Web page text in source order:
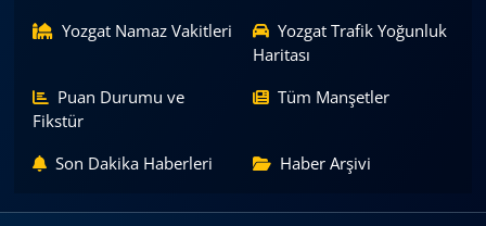
Yozgat Namaz Vakitleri
Yozgat Trafik Yoğunluk
Haritası
Puan Durumu ve
Fikstür
Tüm Manşetler
Son Dakika Haberleri Haber Arşivi